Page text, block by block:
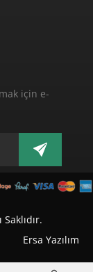
için e-
Ersa Yazılım